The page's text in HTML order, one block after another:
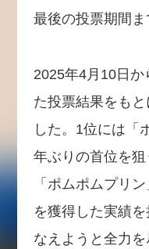
最後の投票期間ま
2025年4月10日
た投票結果をも
した。1位には「
年ぶりの首位を狙
「ポムポムプリ
を獲得した実績
なえようと全力を